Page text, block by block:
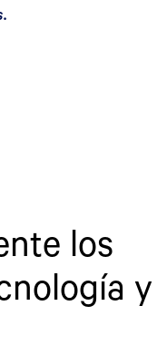
los
y